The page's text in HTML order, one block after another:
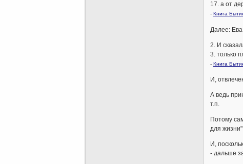
17. а от
- Книга
Далее:
2. И
3. только
- Книга
И,
А ведь
т.п.
Потому
для
И,
- дальше